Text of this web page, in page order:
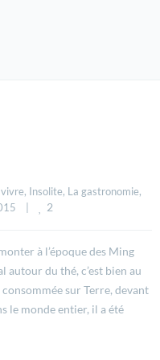
, Insolite, La gastronomie
2
à l’époque des Ming
du thé, c’est bien au
sur Terre, devant
le monde entier, il a été